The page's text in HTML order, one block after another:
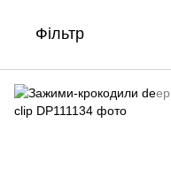
Фільтр